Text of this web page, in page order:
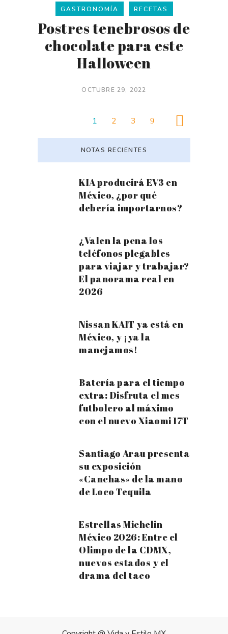
GASTRONOMÍA RECETAS
Postres tenebrosos de
chocolate para este
Halloween
OCTUBRE 29, 2022
1 2 3
NOTAS RECIENTES
KIA producirá EV3 en
México, ¿por qué
debería importarnos?
¿Valen la pena los
teléfonos plegables
para viajar y trabajar?
El panorama real en
2026
Nissan KAIT ya está en
México, y ¡ya la
manejamos!
Batería para el tiempo
extra: Disfruta el mes
futbolero al máximo
con el nuevo Xiaomi 17T
Santiago Arau presenta
su exposición
«Canchas» de la mano
de Loco Tequila
Estrellas Michelin
México 2026: Entre el
Olimpo de la CDMX,
nuevos estados y el
drama del taco